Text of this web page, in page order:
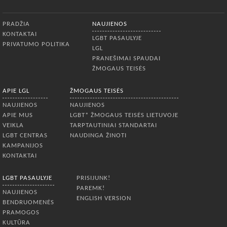
PRADŽIA
KONTAKTAI
PRIVATUMO POLITIKA
NAUJIENOS
LGBT PASAULYJE
LGL
PRANEŠIMAI SPAUDAI
ŽMOGAUS TEISĖS
APIE LGL
NAUJIENOS
APIE MUS
VEIKLA
LGBT CENTRAS
KAMPANIJOS
KONTAKTAI
ŽMOGAUS TEISĖS
NAUJIENOS
LGBT* ŽMOGAUS TEISĖS LIETUVOJE
TARPTAUTINIAI STANDARTAI
NAUDINGA ŽINOTI
LGBT PASAULYJE
NAUJIENOS
BENDRUOMENĖS
PRAMOGOS
KULTŪRA
PRISIJUNK!
PAREMK!
ENGLISH VERSION